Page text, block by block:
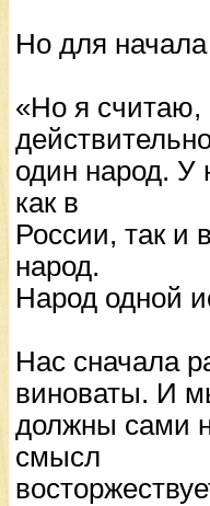
Но для
«Но я считаю,
один народ. У
как в
России, так и
народ.
Народ одной
Нас сначала
виноваты. И
должны сами
смысл